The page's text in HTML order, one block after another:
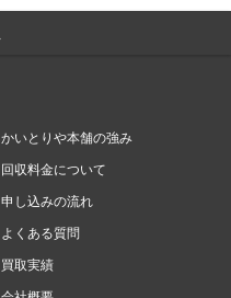
かいとりや本舗の強み
回収料金について
申し込みの流れ
よくある質問
買取実績